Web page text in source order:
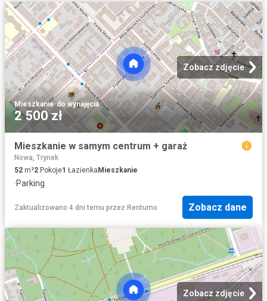
Zobacz zdjęcie
Mieszkanie·do wynajęcia
2 500 zł
Mieszkanie w samym centrum + garaż
Nowa, Trynek
52 m²2 Pokoje1 ŁazienkaMieszkanie
·Parking
Zaktualizowano 4 dni temu przez Rentumo Zobacz dane
Zobacz zdjęcie